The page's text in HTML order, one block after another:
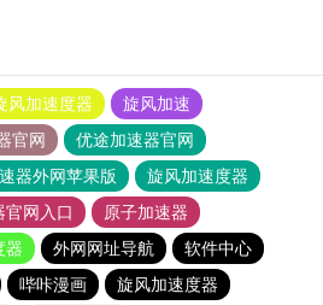
风加速度器
旋风加速
官网
优途加速器官网
器外网苹果版
旋风加速度器
官网入口
原子加速器
器 外网网址导航
软件中心
哔咔漫画
旋风加速度器